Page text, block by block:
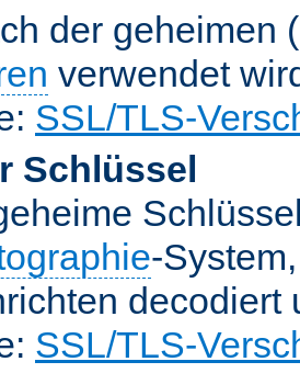
der geheimen
verwendet
SSL/TLS-
Schlüssel
-
decodiert
SSL/TLS-